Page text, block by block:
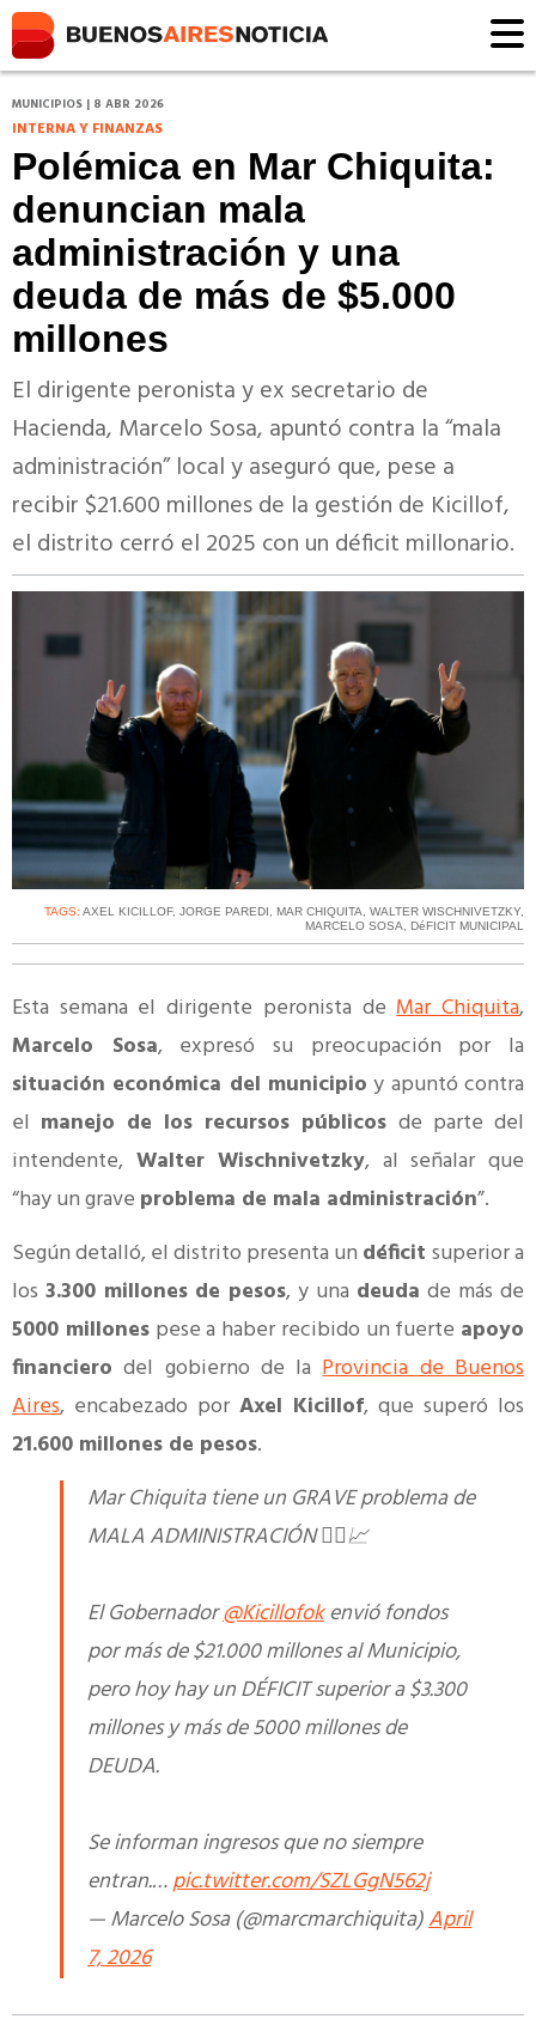
MUNICIPIOS | 8 ABR 2026
INTERNA Y FINANZAS
Polémica en Mar Chiquita:
denuncian mala
administración y una
deuda de más de $5.000
millones
El dirigente peronista y ex secretario de
Hacienda, Marcelo Sosa, apuntó contra la “mala
administración” local y aseguró que, pese a
recibir $21.600 millones de la gestión de Kicillof,
el distrito cerró el 2025 con un déficit millonario.
TAGS: AXEL KICILLOF, JORGE PAREDI , MAR CHIQUITA, WALTER WISCHNIVETZKY,
MARCELO SOSA, DéFICIT MUNICIPAL
Esta semana el dirigente peronista deMar Chiquita,
Marcelo Sosa, expresó su preocupación por la
situación económica del municipio y apuntó contra
el manejo de los recursos públicos de parte del
intendente, Walter Wischnivetzky, al señalar que
“hay un grave problema de mala administración”.
Según detalló, el distrito presenta un déficit superior a
los 3.300 millones de pesos, y una deudade más de
5000 millonespese a haber recibido un fuerte apoyo
financiero del gobierno de laProvincia de Buenos
Aires, encabezado por Axel Kicillof, que superó los
21.600 millones de pesos.
Mar Chiquita tiene un GRAVE problema de
MALA ADMINISTRACIÓN 👇🏽📈
El Gobernador@Kicillofokenvió fondos
por más de $21.000 millones al Municipio,
pero hoy hay un DÉFICIT superior a $3.300
millones y más de 5000 millones de
DEUDA.
Se informan ingresos que no siempre
entran.…pic.twitter.com/SZLGgN562j
— Marcelo Sosa (@marcmarchiquita)April
7, 2026